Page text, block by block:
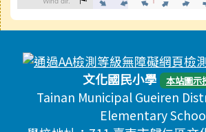
頁尾區域內容
文化國民小學 本站圖示
Tainan Municipal Gueiren
Elementary